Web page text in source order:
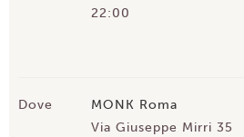
22:00
Dove
MONK Roma
Via Giuseppe Mirri 35